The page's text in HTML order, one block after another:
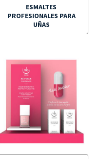
ESMALTES
PROFESIONALES PARA
UÑAS